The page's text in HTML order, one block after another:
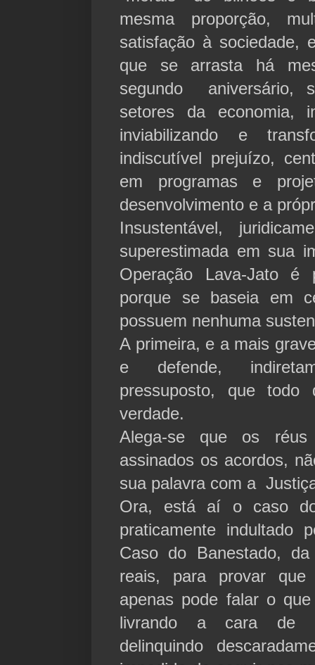
mesma proporção,
satisfação à sociedade,
que se arrasta há
segundo aniversário,
setores da economia,
inviabilizando e
indiscutível prejuízo,
em programas e
desenvolvimento e a
Insustentável,
superestimada em sua
Operação Lava-Jato é
porque se baseia em
possuem nenhuma
A primeira, e a mais
e defende,
pressuposto, que todo
verdade.
Alega-se que os réus
assinados os acordos,
sua palavra com a
Ora, está aí o caso
praticamente indultado
Caso do Banestado,
reais, para provar
apenas pode falar o
livrando a cara de
delinquindo